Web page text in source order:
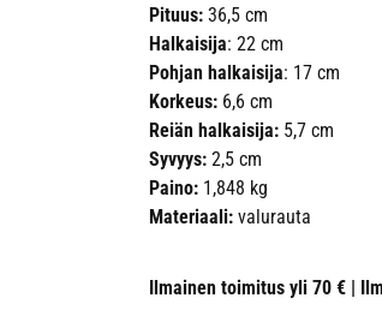
Pituus: 36,5 cm
Halkaisija: 22 cm
Pohjan halkaisija: 17 cm
Korkeus: 6,6 cm
Reiän halkaisija: 5,7 cm
Syvyys: 2,5 cm
Paino: 1,848 kg
Materiaali: valurauta
Ilmainen toimitus yli 70 € |